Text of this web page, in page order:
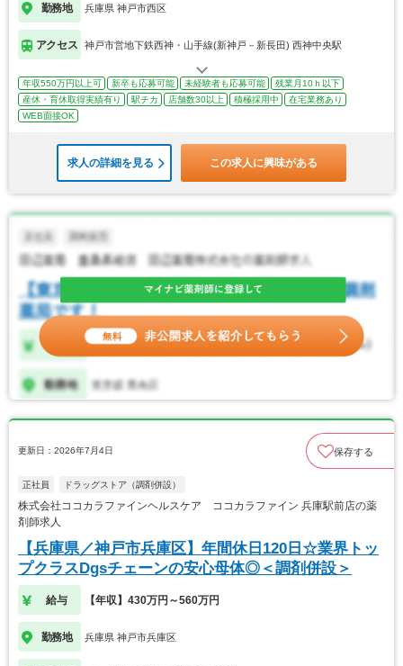
勤務地 兵庫県 神戸市西区
アクセス 神戸市営地下鉄西神・山手線(新神戸－新長田) 西神中央駅
年収550万円以上可 新卒も応募可能 未経験者も応募可能
残業月10ｈ以下
産休・育休取得実績有り
駅チカ 店舗数30以上 積極採用中
在宅業務あり
WEB面接OK
求人の詳細を見る この求人に興味がある
更新日：2026年7月4日 保存する
正社員 ドラッグストア（調剤併設）
株式会社ココカラファインヘルスケア ココカラファイン 兵庫駅前店の薬
剤師求人
【兵庫県／神戸市兵庫区】年間休日120日☆業界トッ
プクラスDgsチェーンの安心母体◎＜調剤併設＞
給与 【年収】430万円～560万円
勤務地 兵庫県 神戸市兵庫区